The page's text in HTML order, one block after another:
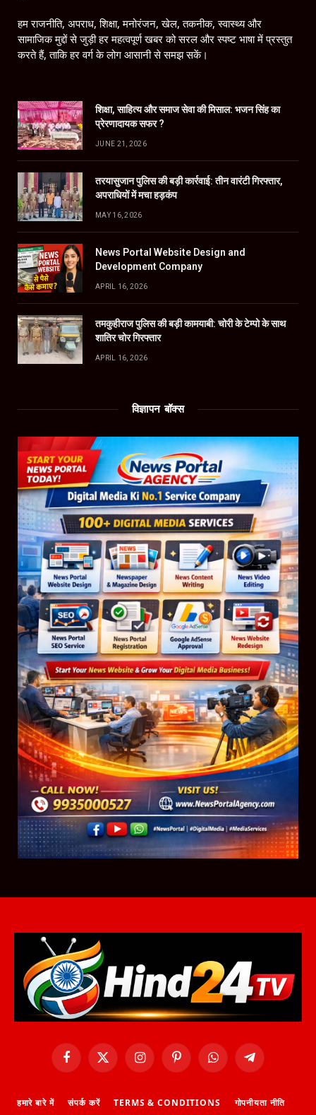
हम राजनीति, अपराध, शिक्षा, मनोरंजन, खेल, तकनीक, स्वास्थ्य और
सामाजिक मुद्दों से जुड़ी हर महत्वपूर्ण खबर को सरल और स्पष्ट भाषा में प्रस्तुत
करते हैं, ताकि हर वर्ग के लोग आसानी से समझ सकें।
शिक्षा, साहित्य और समाज सेवा की मिसाल: भजन सिंह का
प्रेरणादायक सफर ?
JUNE 21, 2026
तरयासुजान पुलिस की बड़ी कार्रवाई: तीन वारंटी गिरफ्तार,
अपराधियों में मचा हड़कंप
MAY 16, 2026
News Portal Website Design and
Development Company
APRIL 16, 2026
तमकुहीराज पुलिस की बड़ी कामयाबी: चोरी के टेम्पो के साथ
शातिर चोर गिरफ्तार
APRIL 16, 2026
विज्ञापन बॉक्स
FacebookX
InstagramPinterestWhatsAppTelegram
हमारे बारे में संपर्क करें TERMS & CONDITIONS गोपनीयता नीति